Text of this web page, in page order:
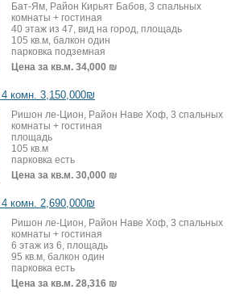
Бат-Ям, Район Кирьят Бабов, 3 спальных
комнаты + гостиная
40 этаж из 47, вид на город, площадь
105 кв.м, балкон один
парковка подземная
Цена за кв.м. 34,000 ₪
комн. 3,150,000₪
Ришон ле-Цион, Район Наве Хоф, 3 спальных
комнаты + гостиная
площадь
105 кв.м
парковка есть
Цена за кв.м. 30,000 ₪
комн. 2,690,000₪
Ришон ле-Цион, Район Наве Хоф, 3 спальных
комнаты + гостиная
6 этаж из 6, площадь
95 кв.м, балкон один
парковка есть
Цена за кв.м. 28,316 ₪